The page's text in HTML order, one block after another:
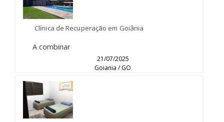
Clínica de Recuperação em Goiânia
A combinar
21/07/2025
Goiania / GO